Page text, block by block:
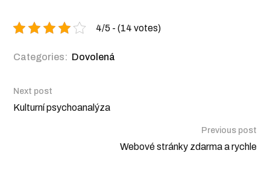
4/5 - (14 votes)
Categories: Dovolená
Next post
Kulturní psychoanalýza
Previous post
Webové stránky zdarma a rychle